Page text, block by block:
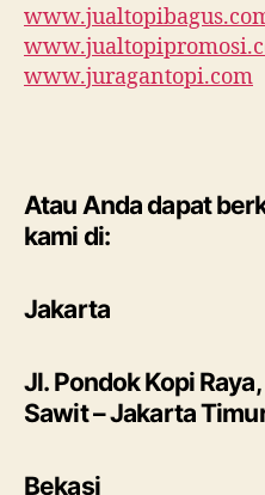
www.juragantopi.com
Atau Anda dapat
kami di:
Jakarta
Jl. Pondok Kopi
Sawit – Jakarta
Bekasi